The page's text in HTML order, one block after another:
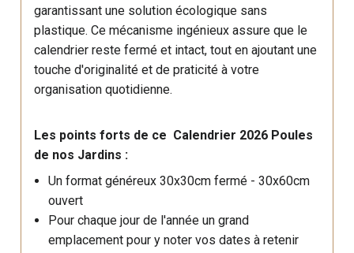
garantissant une solution écologique sans
plastique. Ce mécanisme ingénieux assure que le
calendrier reste fermé et intact, tout en ajoutant une
touche d'originalité et de praticité à votre
organisation quotidienne.
Les points forts de ce Calendrier 2026 Poules
de nos Jardins :
Un format généreux 30x30cm fermé - 30x60cm
ouvert
Pour chaque jour de l'année un grand
emplacement pour y noter vos dates à retenir